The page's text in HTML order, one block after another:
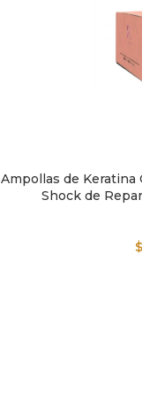
AÑADIR AL CARRITO
Ampollas de Keratina
Shock de
$